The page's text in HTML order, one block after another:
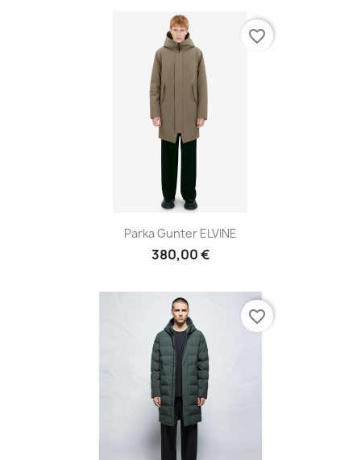
Parka Gunter ELVINE
380,00 €
favorite_border
favorite_border